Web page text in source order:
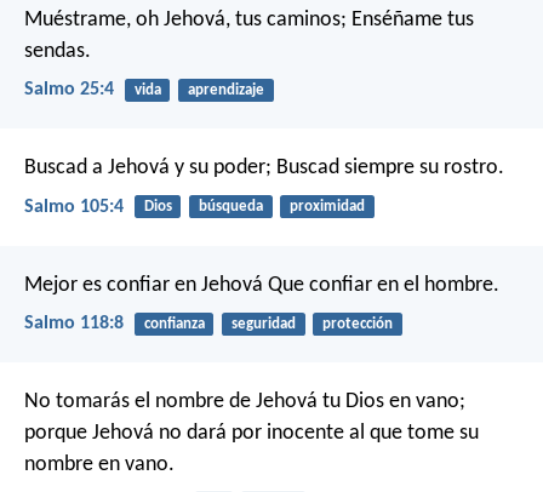
Muéstrame, oh Jehová, tus caminos; Enséñame tus
sendas.
Salmo 25:4 vida aprendizaje
Buscad a Jehová y su poder; Buscad siempre su rostro.
Salmo 105:4 Dios búsqueda proximidad
Mejor es confiar en Jehová Que confiar en el hombre.
Salmo 118:8 confianza seguridad protección
No tomarás el nombre de Jehová tu Dios en vano;
porque Jehová no dará por inocente al que tome su
nombre en vano.